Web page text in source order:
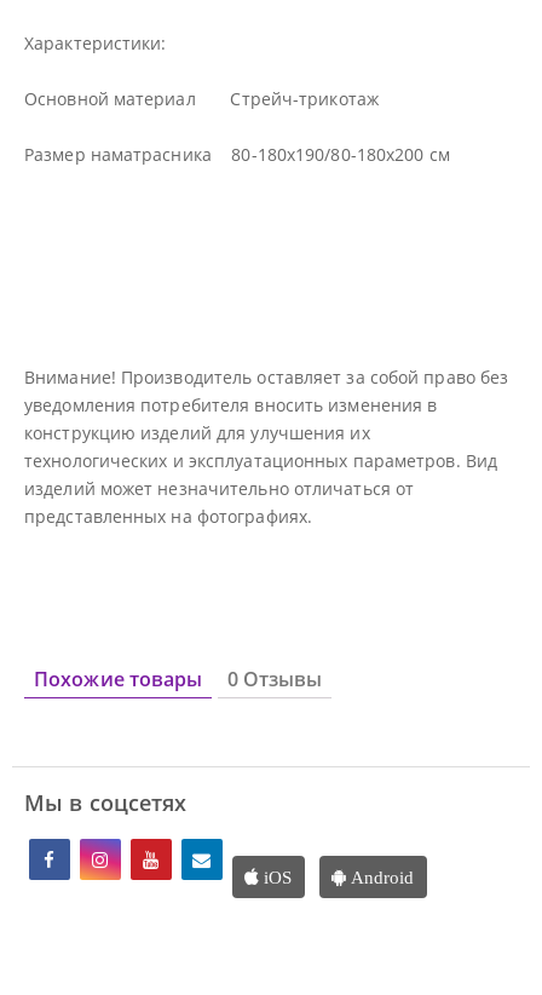
Характеристики:
Основной материал Стрейч-трикотаж
Размер наматрасника 80-180х190/80-180х200 см
Внимание! Производитель оставляет за собой право без
уведомления потребителя вносить изменения в
конструкцию изделий для улучшения их
технологических и эксплуатационных параметров. Вид
изделий может незначительно отличаться от
представленных на фотографиях.
Похожие товары 0 Отзывы
Мы в соцсетях
iOS Android